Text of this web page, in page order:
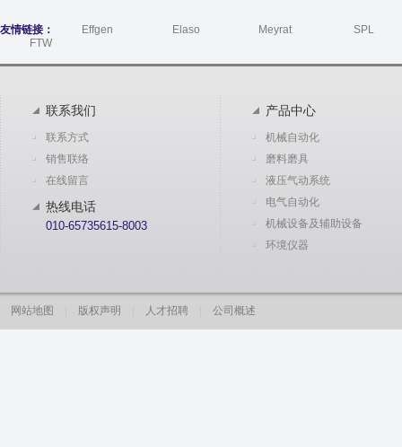
友情链接： Effgen Elaso Meyrat
SPL
FTW
联系我们
联系方式
销售联络
在线留言
热线电话
010-65735615-8003
产品中心
机械自动化
磨料磨具
液压气动系统
电气自动化
机械设备及辅助设备
环境仪器
网站地图 版权声明 人才招聘 公司概述